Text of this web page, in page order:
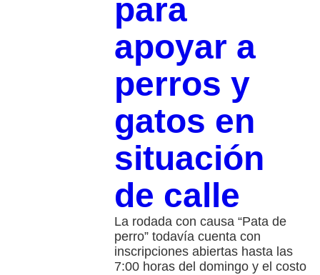
para
apoyar a
perros y
gatos en
situación
de calle
La rodada con causa “Pata de
perro” todavía cuenta con
inscripciones abiertas hasta las
7:00 horas del domingo y el costo